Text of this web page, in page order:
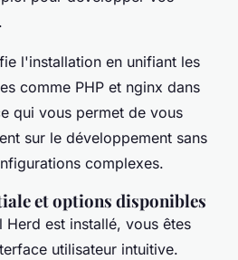
l'installation en unifiant les
comme PHP et nginx dans
qui vous permet de vous
sur le développement sans
complexes.
et options disponibles
Herd est installé, vous êtes
utilisateur intuitive.